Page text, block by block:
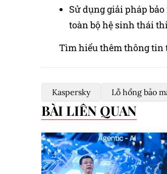
Sử dụng giải pháp
toàn bộ hệ sinh thái
Tìm hiểu thêm thông tin
Kaspersky Lỗ hổng bảo
BÀI LIÊN QUAN